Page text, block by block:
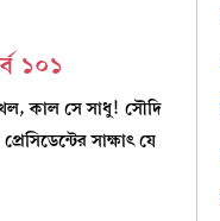
১০১
কাল সে সাধু! সৌদি
সাক্ষাৎ যে